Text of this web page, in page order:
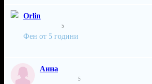
Orlin
5
Фен от 5 години
Анна
5